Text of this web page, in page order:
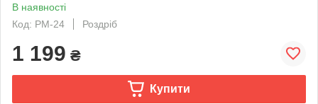
В наявності
Код: PM-24
Роздріб
1 199 ₴
Купити